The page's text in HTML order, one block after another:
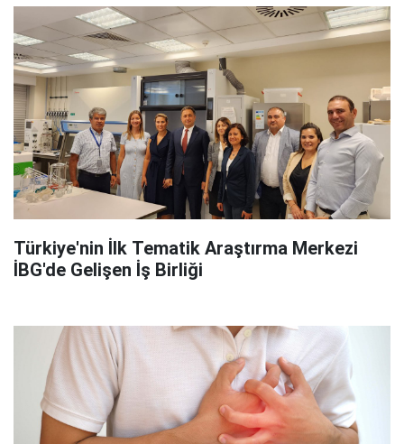
Türkiye'nin İlk Tematik Araştırma Merkezi
İBG'de Gelişen İş Birliği